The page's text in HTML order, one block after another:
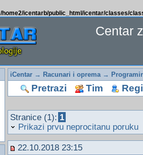
/home2/icentarb/public_html/icentar/classes/
Centar
iCentar→ Racunari i oprema→
Pretrazi Tim
Stranice (1): 1
Prikazi prvu neprocitanu poruku
22.10.2018 23:15